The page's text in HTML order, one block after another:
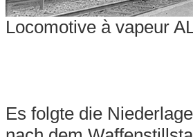
Locomotive à vapeur
Es folgte die